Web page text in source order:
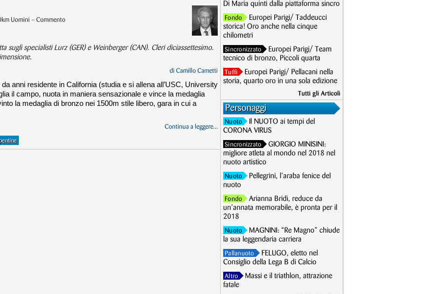
Uomini – Commento
sugli specialisti Lurz (GER) e Weinberger (CAN). Cleri diciassettesimo.
di Camillo Cametti
anni residente in California (studia e si allena all’USC, University
il campo, nuota in maniera sensazionale e vince la medaglia
la medaglia di bronzo nei 1500m stile libero, gara in cui a
Continua a leggere...
Di Maria quinti dalla piattaforma sincro
Fondo
Europei Parigi/ Taddeucci
storica! Oro anche nella cinque
chilometri
Sincronizzato
Europei Parigi/ Team
tecnico di bronzo, Piccoli quarta
Tuffi
Europei Parigi/ Pellacani nella
storia, quarto oro in una sola edizione
Tutti gli Articoli
Personaggi
Nuoto
Il NUOTO ai tempi del
CORONA VIRUS
Sincronizzato
GIORGIO MINISINI:
migliore atleta al mondo nel 2018 nel
nuoto artistico
Nuoto
Pellegrini, l’araba fenice del
nuoto
Fondo
Arianna Bridi, reduce da
un’annata memorabile, è pronta per il
2018
Nuoto
MAGNINI: “Re Magno” chiude
la sua leggendaria carriera
Pallanuoto
FELUGO, eletto nel
Consiglio della Lega B di Calcio
Altro
Massi e il triathlon, attrazione
fatale